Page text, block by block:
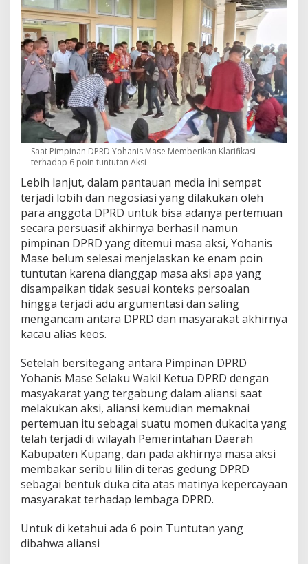
Saat Pimpinan DPRD Yohanis Mase Memberikan Klarifikasi
terhadap 6 poin tuntutan Aksi
Lebih lanjut, dalam pantauan media ini sempat
terjadi lobih dan negosiasi yang dilakukan oleh
para anggota DPRD untuk bisa adanya pertemuan
secara persuasif akhirnya berhasil namun
pimpinan DPRD yang ditemui masa aksi, Yohanis
Mase belum selesai menjelaskan ke enam poin
tuntutan karena dianggap masa aksi apa yang
disampaikan tidak sesuai konteks persoalan
hingga terjadi adu argumentasi dan saling
mengancam antara DPRD dan masyarakat akhirnya
kacau alias keos.
Setelah bersitegang antara Pimpinan DPRD
Yohanis Mase Selaku Wakil Ketua DPRD dengan
masyakarat yang tergabung dalam aliansi saat
melakukan aksi, aliansi kemudian memaknai
pertemuan itu sebagai suatu momen dukacita yang
telah terjadi di wilayah Pemerintahan Daerah
Kabupaten Kupang, dan pada akhirnya masa aksi
membakar seribu lilin di teras gedung DPRD
sebagai bentuk duka cita atas matinya kepercayaan
masyarakat terhadap lembaga DPRD.
Untuk di ketahui ada 6 poin Tuntutan yang
dibahwa aliansi